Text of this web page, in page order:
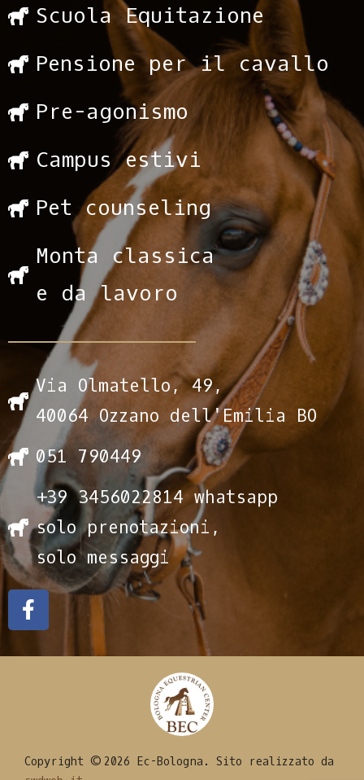
Scuola Equitazione
Pensione per il cavallo
Pre-agonismo
Campus estivi
Pet counseling
Monta classica
e da lavoro
Via Olmatello, 49,
40064 Ozzano dell'Emilia BO
051 790449
+39 3456022814 whatsapp
solo prenotazioni,
solo messaggi
Copyright © 2026 Ec-Bologna. Sito realizzato da